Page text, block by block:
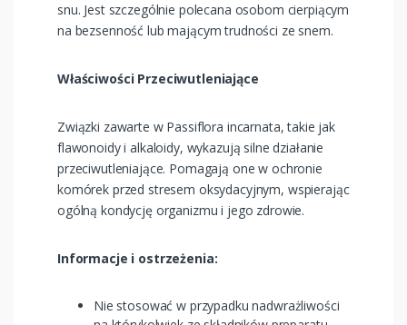
snu. Jest szczególnie polecana osobom cierpiącym
na bezsenność lub mającym trudności ze snem​.
Właściwości Przeciwutleniające
Związki zawarte w Passiflora incarnata, takie jak
flawonoidy i alkaloidy, wykazują silne działanie
przeciwutleniające. Pomagają one w ochronie
komórek przed stresem oksydacyjnym, wspierając
ogólną kondycję organizmu i jego zdrowie.
Informacje i ostrzeżenia:
Nie stosować w przypadku nadwrażliwości